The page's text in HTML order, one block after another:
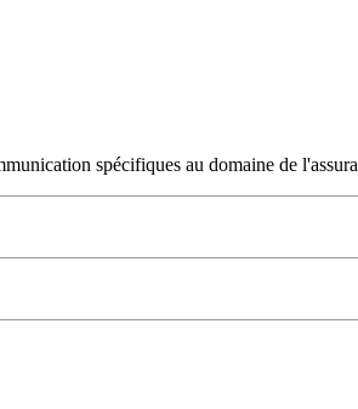
spécifiques au domaine de